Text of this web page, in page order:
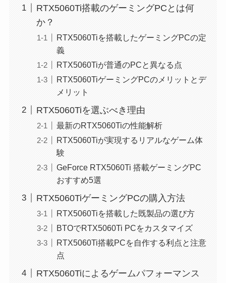
RTX5060Ti搭載のゲーミングPCとは何
か？
RTX5060Tiを搭載したゲーミングPCの定
義
RTX5060Tiが普通のPCと異なる点
RTX5060TiゲーミングPCのメリットとデ
メリット
RTX5060Tiを選ぶべき理由
最新のRTX5060Tiの性能解析
RTX5060Tiが実現するリアルなゲーム体
験
GeForce RTX5060Ti 搭載ゲーミングPC
おすすめ5選
RTX5060TiゲーミングPCの購入方法
RTX5060Tiを搭載した既製品の選び方
BTOでRTX5060Ti PCをカスタマイズ
RTX5060Ti搭載PCを自作する利点と注意
点
RTX5060Tiによるゲームパフォーマンス